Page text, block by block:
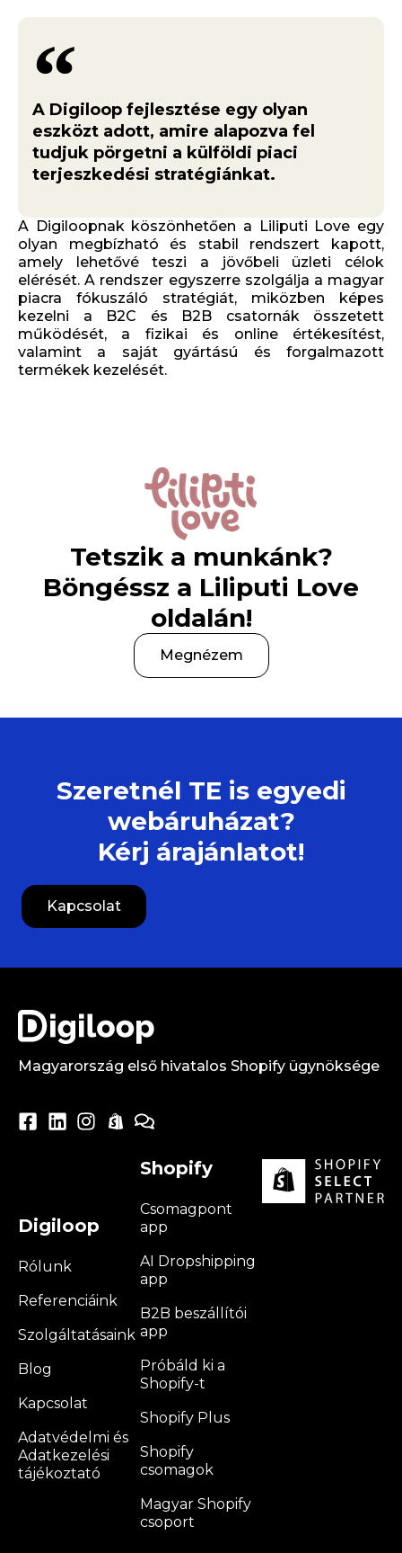
A Digiloop fejlesztése egy olyan
eszközt adott, amire alapozva fel
tudjuk pörgetni a külföldi piaci
terjeszkedési stratégiánkat.
A Digiloopnak köszönhetően a Liliputi Love egy
olyan megbízható és stabil rendszert kapott,
amely lehetővé teszi a jövőbeli üzleti célok
elérését. A rendszer egyszerre szolgálja a magyar
piacra fókuszáló stratégiát, miközben képes
kezelni a B2C és B2B csatornák összetett
működését, a fizikai és online értékesítést,
valamint a saját gyártású és forgalmazott
termékek kezelését.
Tetszik a munkánk?
Böngéssz a Liliputi Love
oldalán!
Megnézem
Szeretnél TE is egyedi
webáruházat?
Kérj árajánlatot!
Kapcsolat
Magyarország első hivatalos Shopify ügynöksége
Digiloop
Rólunk
Referenciáink
Szolgáltatásaink
Blog
Kapcsolat
Adatvédelmi és
Adatkezelési
tájékoztató
Shopify
Csomagpont
app
AI Dropshipping
app
B2B beszállítói
app
Próbáld ki a
Shopify-t
Shopify Plus
Shopify
csomagok
Magyar Shopify
csoport